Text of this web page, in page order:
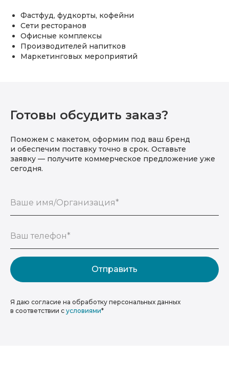
Фастфуд, фудкорты, кофейни
Сети ресторанов
Офисные комплексы
Производителей напитков
Маркетинговых мероприятий
Готовы обсудить заказ?
Поможем с макетом, оформим под ваш бренд
и обеспечим поставку точно в срок. Оставьте
заявку — получите коммерческое предложение уже
сегодня.
Ваше имя/Организация*
Ваш телефон*
Отправить
Я даю согласие на обработку персональных данных
в соответствии с условиями*